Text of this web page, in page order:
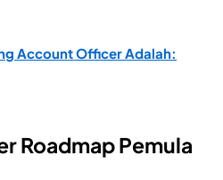
Account Officer Adalah:
Roadmap Pemula